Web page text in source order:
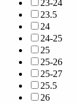
23-24
23.5
24
24-25
25
25-26
25-27
25.5
26